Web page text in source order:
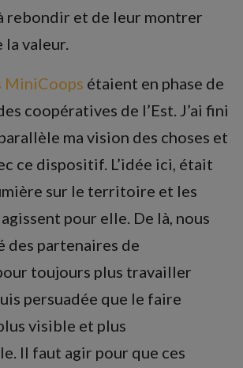
rebondir et de leur montrer
la valeur.
MiniCoops étaient en phase de
coopératives de l’Est. J’ai fini
ma vision des choses et
ce dispositif. L’idée ici, était
sur le territoire et les
pour elle. De là, nous
des partenaires de
toujours plus travailler
persuadée que le faire
visible et plus
Il faut agir pour que ces